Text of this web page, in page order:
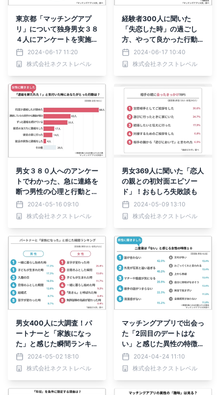
東京都「マッチングアプ
リ」について独身男女３８
４人にアンケートを実施。
都内認知度は３４.２%
2024-06-17 11:20
株式会社ネクストレベル
経験者300人に聞いた
「失恋した時」の過ごし
方、やって良かった行動・
NG行動TOP10
2024-06-17 10:40
株式会社ネクストレベル
男女３８０人へのアンケー
トでわかった、急に連絡を
断つ男性の心理と行動と
は？2024-05-16 09:10
株式会社ネクストレベル
男女369人に聞いた「恋人
の親との初対面エピソー
ド」！おもしろ失敗談も
2024-05-09 13:10
株式会社ネクストレベル
男女400人に大調査！パ
ートナーと「家族になっ
た」と感じた瞬間ランキン
グ発表2024-05-02 18:10
株式会社ネクストレベル
マッチングアプリで出会っ
た「2回目のデートはな
い」と感じた異性の特徴と
は！？経験者男女367人に
アンケート
2024-04-24 11:10
株式会社ネクストレベル